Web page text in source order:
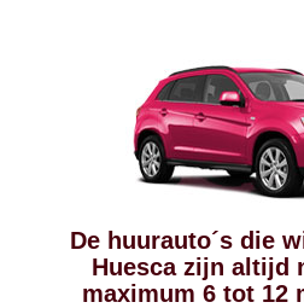
De huurauto´s die
Huesca zijn altijd
maximum 6 tot 12